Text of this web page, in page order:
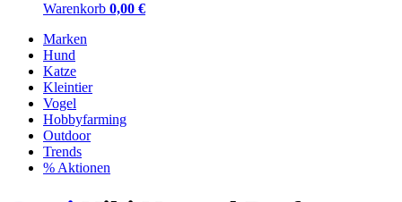
Warenkorb 0,00 €
Marken
Hund
Katze
Kleintier
Vogel
Hobbyfarming
Outdoor
Trends
% Aktionen